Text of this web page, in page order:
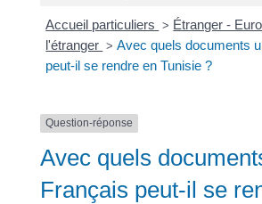
Accueil particuliers > Étranger -
l'étranger > Avec quels documents
peut-il se rendre en Tunisie ?
Question-réponse
Avec quels
Français peut-il se